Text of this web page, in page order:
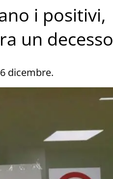
i positivi,
un decesso
dicembre.